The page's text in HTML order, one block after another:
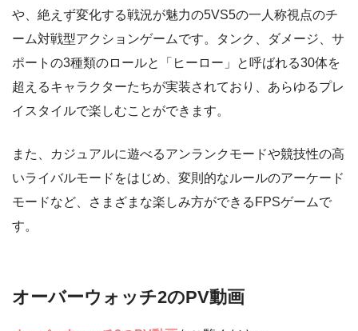
や、絶えず変化する戦況が魅力の5VS5の一人称視点のチ
ーム対戦型アクションゲームです。タンク、ダメージ、サ
ポートの3種類のロールと「ヒーロー」と呼ばれる30体を
超えるキャラクターたちが実装されており、あらゆるプレ
イスタイルで楽しむことができます。
また、カジュアルに遊べるアンランクモードや競技性の高
いライバルモードをはじめ、変則的なルールのアーケード
モードなど、さまざまな楽しみ方ができるFPSゲームで
す。
オーバーウォッチ2のPV動画